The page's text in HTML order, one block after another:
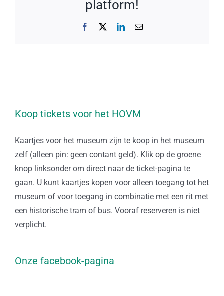
platform!
Facebook LinkedIn
E-
Koop tickets voor het HOVM
Kaartjes voor het museum zijn te koop in het museum
zelf (alleen pin: geen contant geld). Klik op de groene
knop linksonder om direct naar de ticket-pagina te
gaan. U kunt kaartjes kopen voor alleen toegang tot het
museum of voor toegang in combinatie met een rit met
een historische tram of bus. Vooraf reserveren is niet
verplicht.
Onze facebook-pagina